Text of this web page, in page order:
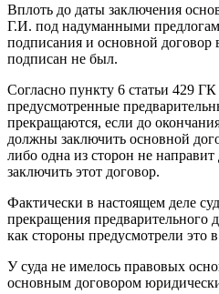
Вплоть до даты заключения
Г.И. под надуманными
подписания и основной договор
подписан не был.
Согласно пункту 6 статьи 429 ГК
предусмотренные
прекращаются, если до
должны заключить основной
либо одна из сторон не
заключить этот договор.
Фактически в настоящем деле
прекращения предварительного
как стороны предусмотрели это
У суда не имелось правовых
основным договором